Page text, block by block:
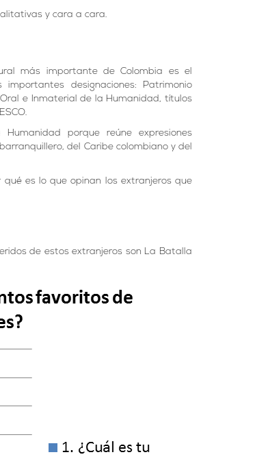
y cara a cara.
más importante de Colombia es el
designaciones: Patrimonio
e Inmaterial de la Humanidad, títulos
porque reúne expresiones
del Caribe colombiano y del
es lo que opinan los extranjeros que
de estos extranjeros son La Batalla